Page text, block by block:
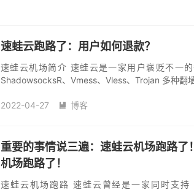
速蛙云跑路了：用户如何退款？
速蛙云机场简介 速蛙云是一家用户褒贬不一
ShadowsocksR、Vmess、Vless、Trojan 多种翻
2022-04-27  博客
重要的事情说三遍：速蛙云机场跑路
机场跑路了！
速蛙云机场跑路 速蛙云曾经是一家同时支持